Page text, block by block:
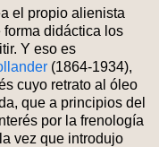
el propio alienista
forma didáctica los
Y eso es
(1864-1934),
cuyo retrato al óleo
que a principios del
por la frenología
vez que introdujo